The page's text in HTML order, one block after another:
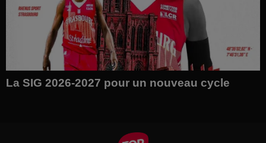
La SIG 2026-2027 pour un nouveau cycle